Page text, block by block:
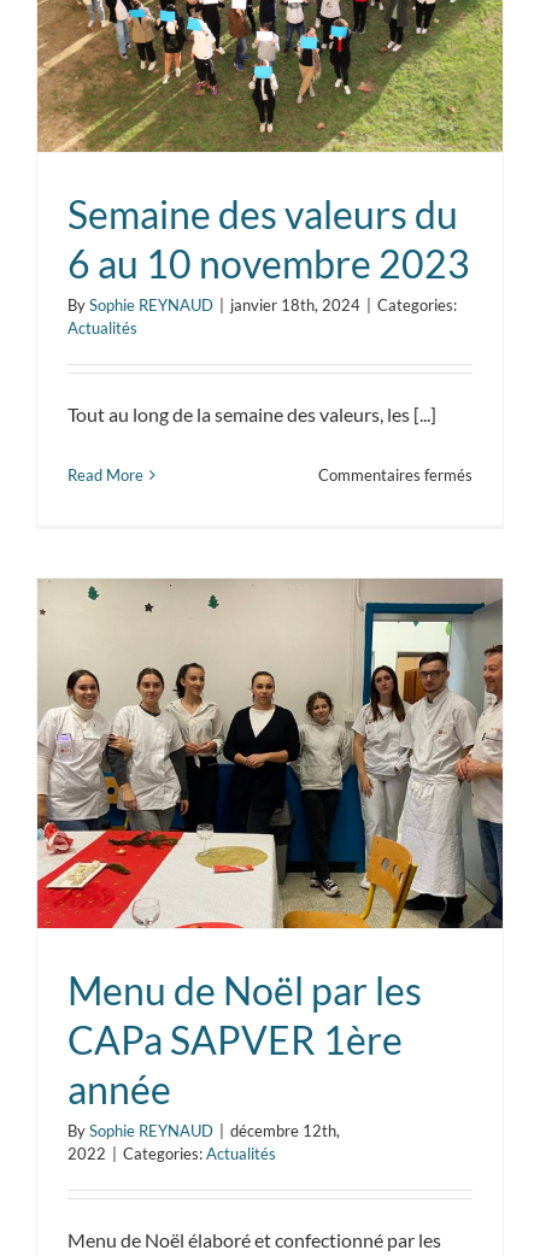
d’ACAF
MSA
Semaine des valeurs du
6 au 10 novembre 2023
BySophie REYNAUD janvier 18th, 2024
Categories:
Actualités
Tout au long de la semaine des valeurs, les [...]
Read More Commentaires fermés
du
6
10
novembre
2023
Menu de Noël par les
CAPa SAPVER 1ère
année
BySophie REYNAUD
décembre 12th,
2022
Categories:Actualités
Menu de Noël élaboré et confectionné par les